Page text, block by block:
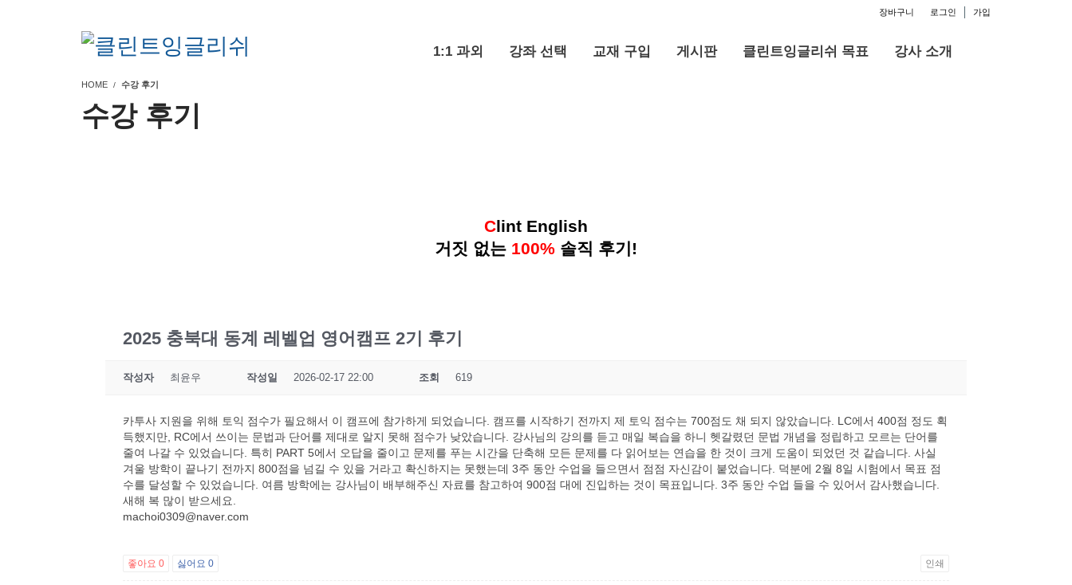
로그인 가입
장바구니
1:1 과외 강좌 선택 교재 구입 게시판 클린트잉글리쉬 목표 강사 소개
HOME 수강 후기
수강 후기
Clint English
거짓 없는 100% 솔직 후기!
2025 충북대 동계 레벨업 영어캠프 2기 후기
작성자 최윤우 작성일 2026-02-17 22:00 조회 619
카투사 지원을 위해 토익 점수가 필요해서 이 캠프에 참가하게 되었습니다. 캠프를 시작하기 전까지 제 토익 점수는 700점도 채 되지 않았습니다. LC에서 400점 정도 획
득했지만, RC에서 쓰이는 문법과 단어를 제대로 알지 못해 점수가 낮았습니다. 강사님의 강의를 듣고 매일 복습을 하니 헷갈렸던 문법 개념을 정립하고 모르는 단어를
줄여 나갈 수 있었습니다. 특히 PART 5에서 오답을 줄이고 문제를 푸는 시간을 단축해 모든 문제를 다 읽어보는 연습을 한 것이 크게 도움이 되었던 것 같습니다. 사실
겨울 방학이 끝나기 전까지 800점을 넘길 수 있을 거라고 확신하지는 못했는데 3주 동안 수업을 들으면서 점점 자신감이 붙었습니다. 덕분에 2월 8일 시험에서 목표 점
수를 달성할 수 있었습니다. 여름 방학에는 강사님이 배부해주신 자료를 참고하여 900점 대에 진입하는 것이 목표입니다. 3주 동안 수업 들을 수 있어서 감사했습니다.
새해 복 많이 받으세요.
machoi0309@naver.com
좋아요 0 싫어요 0 인쇄